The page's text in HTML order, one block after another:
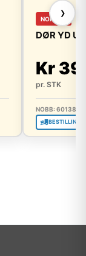
NORDAN
DØR YD
Kr
pr. STK
NOBB:
❯